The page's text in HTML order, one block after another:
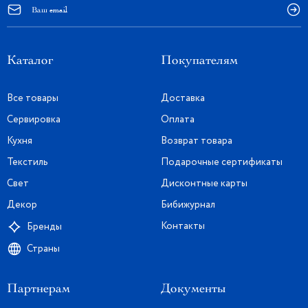
Каталог
Все товары
Сервировка
Кухня
Текстиль
Свет
Декор
Бренды
Страны
Покупателям
Доставка
Оплата
Возврат товара
Подарочные сертификаты
Дисконтные карты
Бибижурнал
Контакты
Партнерам Документы